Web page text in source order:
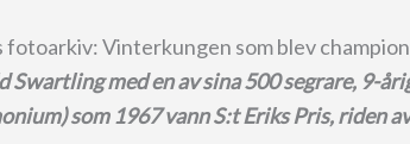
fotoarkiv: Vinterkungen som blev
Swartling med en av sina 500 segrare, 9-
som 1967 vann S:t Eriks Pris, riden